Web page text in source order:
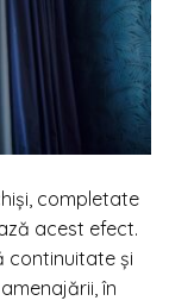
completate
acest efect.
continuitate și
în